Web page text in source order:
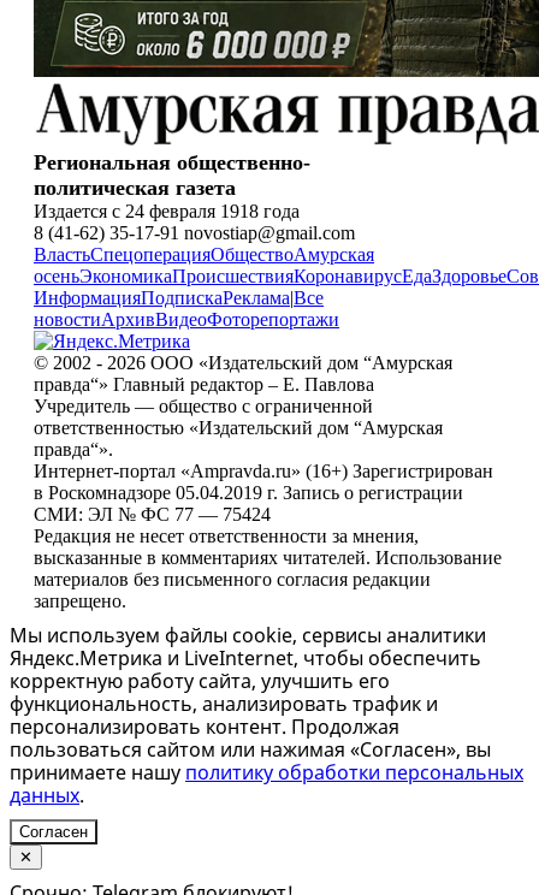
Региональная общественно-
политическая газета
Издается с 24 февраля 1918 года
8 (41-62) 35-17-91 novostiap@gmail.com
ВластьСпецоперацияОбществоАмурская
осеньЭкономикаПроисшествияКоронавирусЕдаЗдоровье
ИнформацияПодпискаРеклама|Все
новостиАрхивВидеоФоторепортажи
© 2002 - 2026 ООО «Издательский дом “Амурская
правда“» Главный редактор – Е. Павлова
Учредитель — общество с ограниченной
ответственностью «Издательский дом “Амурская
правда“».
Интернет-портал «Ampravda.ru» (16+) Зарегистрирован
в Роскомнадзоре 05.04.2019 г. Запись о регистрации
СМИ: ЭЛ № ФС 77 — 75424
Редакция не несет ответственности за мнения,
высказанные в комментариях читателей. Использование
материалов без письменного согласия редакции
запрещено.
Мы используем файлы cookie, сервисы аналитики
Яндекс.Метрика и LiveInternet, чтобы обеспечить
корректную работу сайта, улучшить его
функциональность, анализировать трафик и
персонализировать контент. Продолжая
пользоваться сайтом или нажимая «Согласен», вы
принимаете нашу политику обработки персональных
данных.
Согласен
✕